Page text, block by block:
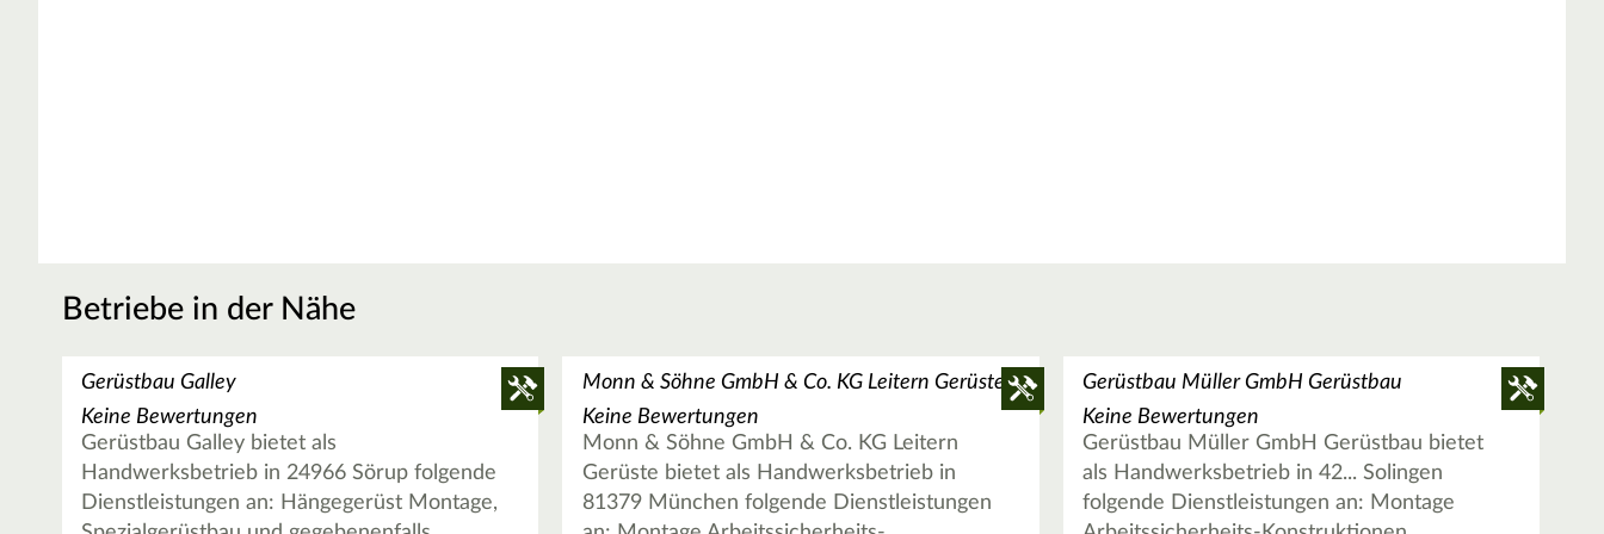
Betriebe in der Nähe
Gerüstbau Galley
Keine Bewertungen
Gerüstbau Galley bietet als
Handwerksbetrieb in 24966 Sörup folgende
Dienstleistungen an: Hängegerüst Montage,
Monn & Söhne GmbH & Co. KG Leitern Gerüste
Keine Bewertungen
Monn & Söhne GmbH & Co. KG Leitern
Gerüste bietet als Handwerksbetrieb in
81379 München folgende Dienstleistungen
Gerüstbau Müller GmbH Gerüstbau
Keine Bewertungen
Gerüstbau Müller GmbH Gerüstbau bietet
als Handwerksbetrieb in 42... Solingen
folgende Dienstleistungen an: Montage